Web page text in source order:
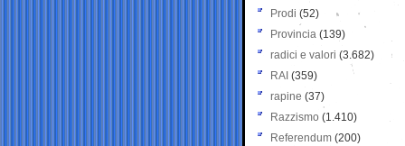
Prodi (52)
Provincia (139)
radici e valori (3.682)
RAI (359)
rapine (37)
Razzismo (1.410)
Referendum (200)